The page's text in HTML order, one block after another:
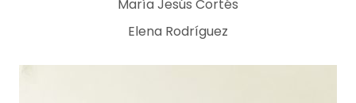
María Jesús Cortés
Elena Rodríguez